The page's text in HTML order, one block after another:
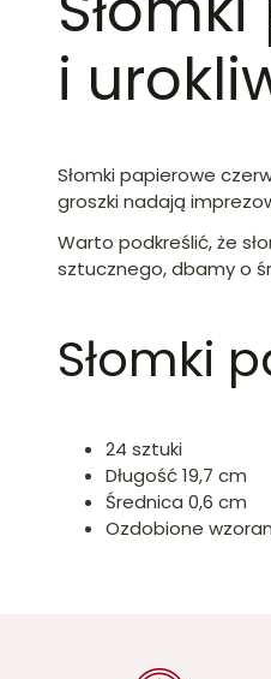
i
Słomki papierowe
groszki nadają
Warto podkreślić, że
sztucznego, dbamy o
Słomki
24 sztuki
Długość 19,7 cm
Średnica 0,6 cm
Ozdobione